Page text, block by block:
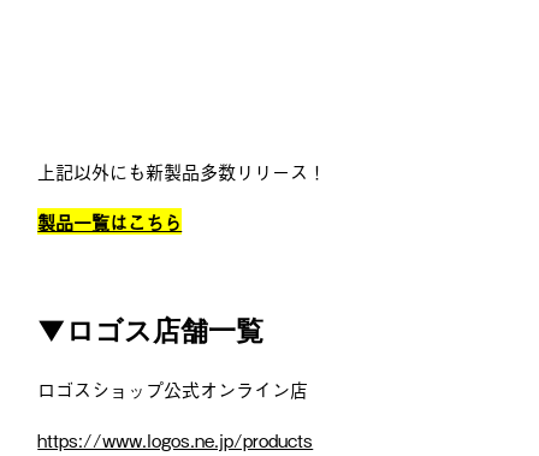
上記以外にも新製品多数リリース！
製品一覧はこちら
▼ロゴス店舗一覧
ロゴスショップ公式オンライン店
https://www.logos.ne.jp/products